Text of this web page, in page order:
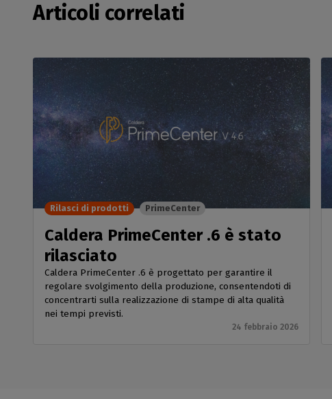
Articoli correlati
Caldera PrimeCenter .6 è stato
rilasciato
Caldera PrimeCenter .6 è progettato per garantire il
regolare svolgimento della produzione, consentendoti di
concentrarti sulla realizzazione di stampe di alta qualità
nei tempi previsti.
24 febbraio 2026
Rilasci di prodotti PrimeCenter